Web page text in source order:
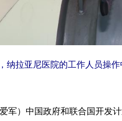
纳拉亚尼医院的工作人员操
）中国政府和联合国开发